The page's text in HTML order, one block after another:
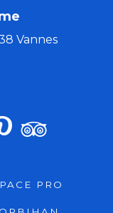
Vannes
PRO